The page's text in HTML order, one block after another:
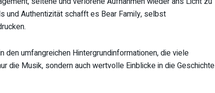
und Authentizität schafft es Bear Family, selbst
umfangreichen Hintergrundinformationen, die viele
die Musik, sondern auch wertvolle Einblicke in die Geschichte